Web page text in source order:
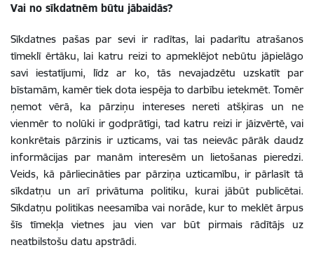
Vai no sīkdatnēm būtu jābaidās?
Sīkdatnes pašas par sevi ir radītas, lai padarītu atrašanos
tīmeklī ērtāku, lai katru reizi to apmeklējot nebūtu jāpielāgo
savi iestatījumi, līdz ar ko, tās nevajadzētu uzskatīt par
bīstamām, kamēr tiek dota iespēja to darbību ietekmēt. Tomēr
ņemot vērā, ka pārziņu intereses nereti atšķiras un ne
vienmēr to nolūki ir godprātīgi, tad katru reizi ir jāizvērtē, vai
konkrētais pārzinis ir uzticams, vai tas neievāc pārāk daudz
informācijas par manām interesēm un lietošanas pieredzi.
Veids, kā pārliecināties par pārziņa uzticamību, ir pārlasīt tā
sīkdatņu un arī privātuma politiku, kurai jābūt publicētai.
Sīkdatņu politikas neesamība vai norāde, kur to meklēt ārpus
šīs tīmekļa vietnes jau vien var būt pirmais rādītājs uz
neatbilstošu datu apstrādi.